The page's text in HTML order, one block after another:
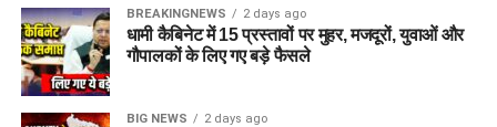
BREAKINGNEWS 2 days ago
धामी कैबिनेट में 15 प्रस्तावों पर मुहर, मजदूरों, युवाओं और
गौपालकों के लिए गए बड़े फैसले
BIG NEWS 2 days ago